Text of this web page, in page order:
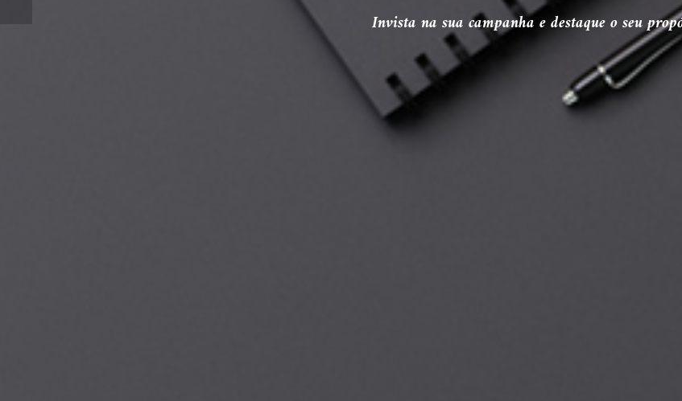
Invista na sua campanha e destaque o seu